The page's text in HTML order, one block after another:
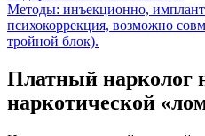
Методы: инъекционно,
психокоррекция, возможно
тройной блок).
Платный нарколог
наркотической